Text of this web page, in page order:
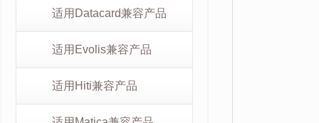
适用Datacard兼容产品
适用Evolis兼容产品
适用Hiti兼容产品